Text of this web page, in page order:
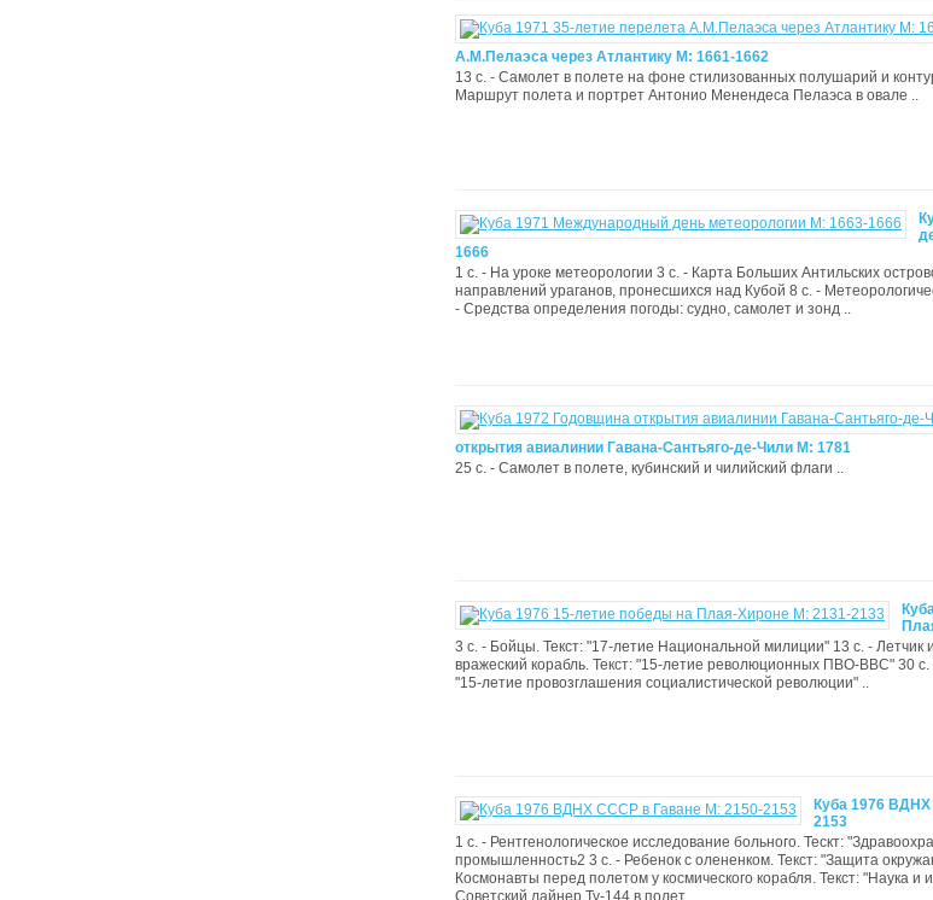
А.М.Пелаэса через Атлантику M: 1661-1662
13 с. - Самолет в полете на фоне стилизованных полушарий и
Маршрут полета и портрет Антонио Менендеса Пелаэса в овале ..
1666
1 с. - На уроке метеорологии 3 с. - Карта Больших Антильских
направлений ураганов, пронесшихся над Кубой 8 с. -
- Средства определения погоды: судно, самолет и зонд ..
открытия авиалинии Гавана-Сантьяго-де-Чили M: 1781
25 с. - Самолет в полете, кубинский и чилийский флаги ..
3 с. - Бойцы. Текст: "17-летие Национальной милиции" 13 с. -
вражеский корабль. Текст: "15-летие революционных ПВО-ВВС" 30 с.
"15-летие провозглашения социалистической революции" ..
Куба 1976
2153
1 с. - Рентгенологическое исследование больного. Тескт:
промышленность2 3 с. - Ребенок с олененком. Текст: "Защита
Космонавты перед полетом у космического корабля. Текст: "Наука и
Советский лайнер Ту-144 в полет..